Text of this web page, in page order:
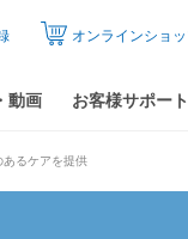
動画 お客様サポート
オンラインショ
あるケアを提供